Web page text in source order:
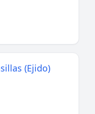
(Ejido)